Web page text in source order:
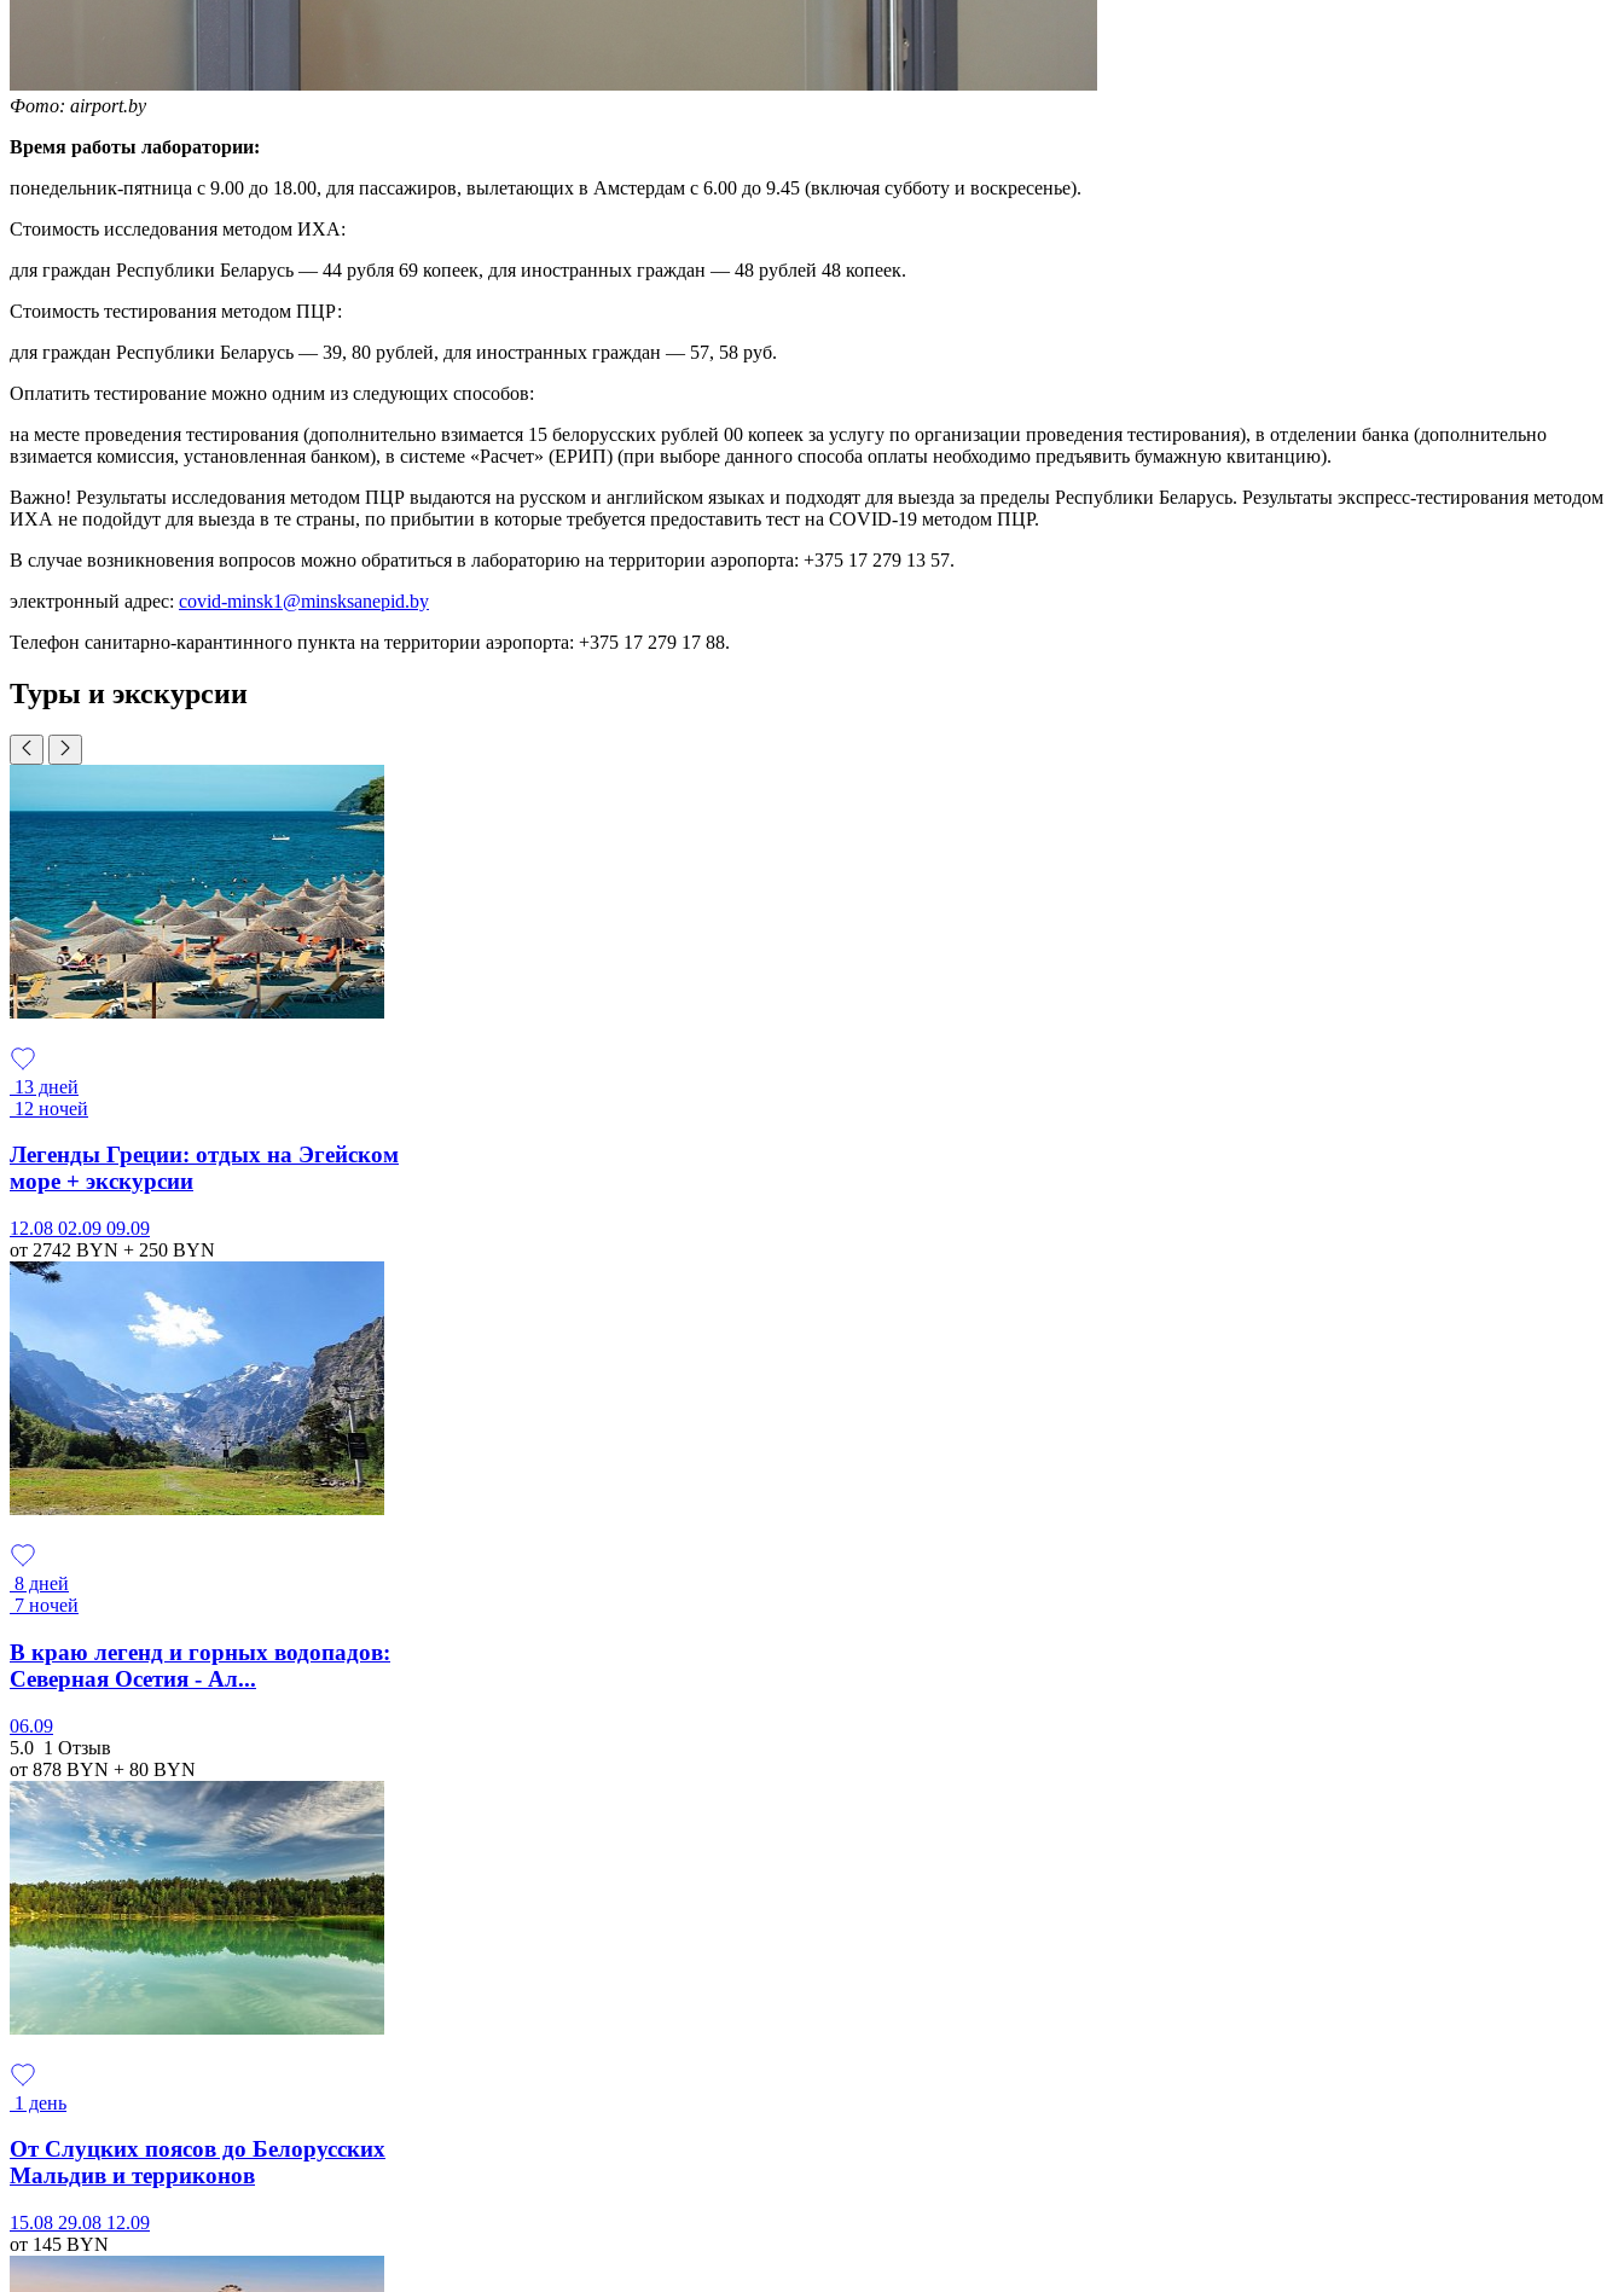
Фото: airport.by
Время работы лаборатории:
понедельник-пятница с 9.00 до 18.00, для пассажиров, вылетающих в Амстердам с 6.00 до 9.45 (включая субботу и воскресенье).
Стоимость исследования методом ИХА:
для граждан Республики Беларусь — 44 рубля 69 копеек, для иностранных граждан — 48 рублей 48 копеек.
Стоимость тестирования методом ПЦР:
для граждан Республики Беларусь — 39, 80 рублей, для иностранных граждан — 57, 58 руб.
Оплатить тестирование можно одним из следующих способов:
на месте проведения тестирования (дополнительно взимается 15 белорусских рублей 00 копеек за услугу по организации проведения тестирования), в отделении банка (дополнительно
взимается комиссия, установленная банком), в системе «Расчет» (ЕРИП) (при выборе данного способа оплаты необходимо предъявить бумажную квитанцию).
Важно! Результаты исследования методом ПЦР выдаются на русском и английском языках и подходят для выезда за пределы Республики Беларусь. Результаты экспресс-тестирования методом
ИХА не подойдут для выезда в те страны, по прибытии в которые требуется предоставить тест на COVID-19 методом ПЦР.
В случае возникновения вопросов можно обратиться в лабораторию на территории аэропорта: +375 17 279 13 57.
электронный адрес: covid-minsk1@minsksanepid.by
Телефон санитарно-карантинного пункта на территории аэропорта: +375 17 279 17 88.
Туры и экскурсии
13 дней
12 ночей
Легенды Греции: отдых на Эгейском
море + экскурсии
12.08 02.09 09.09
от 2742 BYN + 250 BYN
8 дней
7 ночей
В краю легенд и горных водопадов:
Северная Осетия - Ал...
06.09
5.0 1 Отзыв
от 878 BYN + 80 BYN
1 день
От Слуцких поясов до Белорусских
Мальдив и терриконов
15.08 29.08 12.09
от 145 BYN